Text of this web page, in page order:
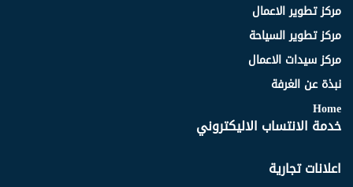
مركز تطوير الاعمال
مركز تطوير السياحة
مركز سيدات الاعمال
نبذة عن الغرفة
Home
خدمة الانتساب الاليكتروني
اعلانات تجارية